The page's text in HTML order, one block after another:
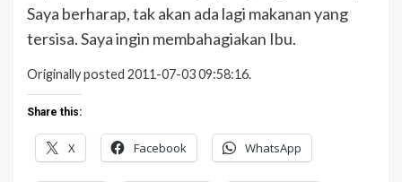
Saya berharap, tak akan ada lagi makanan yang
tersisa. Saya ingin membahagiakan Ibu.
Originally posted 2011-07-03 09:58:16.
Share this:
X Facebook WhatsApp